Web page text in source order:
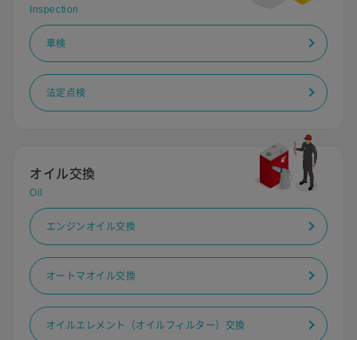
Inspection
車検
法定点検
オイル交換
Oil
エンジンオイル交換
オートマオイル交換
オイルエレメント（オイルフィルター）交換